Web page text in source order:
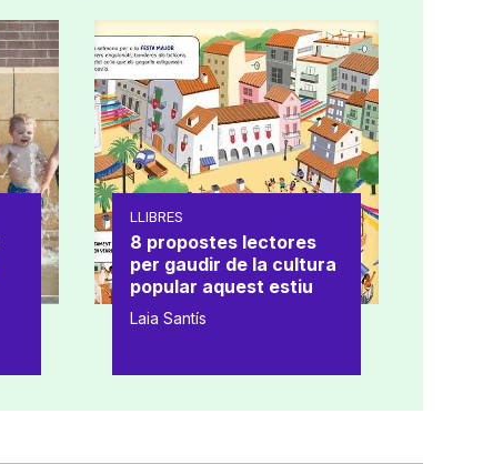
LLIBRES
8 propostes lectores
per gaudir de la cultura
popular aquest estiu
Laia Santís